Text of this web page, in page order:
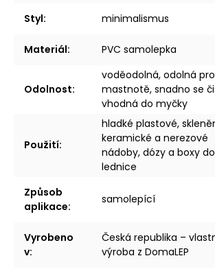
Styl: minimalismus
Materiál: PVC samolepka
Odolnost:
voděodolná, odolná
mastnotě, snadno se
vhodná do myčky
Použití:
hladké plastové,
keramické a nerezové
nádoby, dózy a boxy do
lednice
Způsob
aplikace:
samolepící
Vyrobeno
v:
Česká republika –
výroba z DomaLEP